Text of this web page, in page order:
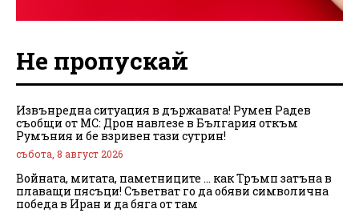
Не пропускай
Извънредна ситуация в държавата! Румен Радев
съобщи от МС: Дрон навлезе в България откъм
Румъния и бе взривен тази сутрин!
събота, 8 август 2026
Войната, митата, паметниците … как Тръмп затъна в
плаващи пясъци! Съветват го да обяви символична
победа в Иран и да бяга от там